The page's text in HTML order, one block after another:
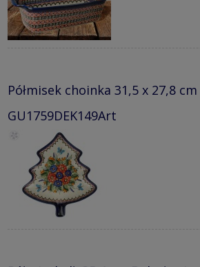
Półmisek choinka 31,5 x 27,8 cm
GU1759DEK149Art